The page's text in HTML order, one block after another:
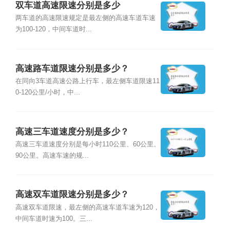
双车道高速限速分别是多少
两车道的高速限速规定是最左侧的高速车道车速
为100-120，中间车道时...
高速路车道限速分别是多少？
在同向3车道高速公路上行车，最左侧车道限速11
0-120公里/小时，中...
高速三车道速度分别是多少？
高速三车道速度分别是每小时110公里、60公里、
90公里。高速车速的规...
高速双车道限速分别是多少？
高速双车道限速，最左侧的高速车道车速为120，
中间车道时速为100。三...